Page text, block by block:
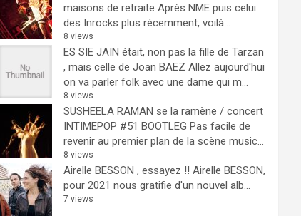
maisons de retraite Après NME puis celui
des Inrocks plus récemment, voilà...
8 views
ES SIE JAIN était, non pas la fille de Tarzan
, mais celle de Joan BAEZ Allez aujourd'hui
on va parler folk avec une dame qui m...
8 views
SUSHEELA RAMAN se la ramène / concert
INTIMEPOP #51 BOOTLEG Pas facile de
revenir au premier plan de la scène music...
8 views
Airelle BESSON , essayez !! Airelle BESSON,
pour 2021 nous gratifie d'un nouvel alb...
7 views